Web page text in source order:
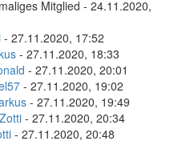
Mitglied - 24.11.2020,
- 27.11.2020, 17:52
- 27.11.2020, 18:33
- 27.11.2020, 20:01
- 27.11.2020, 19:02
- 27.11.2020, 19:49
Zotti - 27.11.2020, 20:34
- 27.11.2020, 20:48